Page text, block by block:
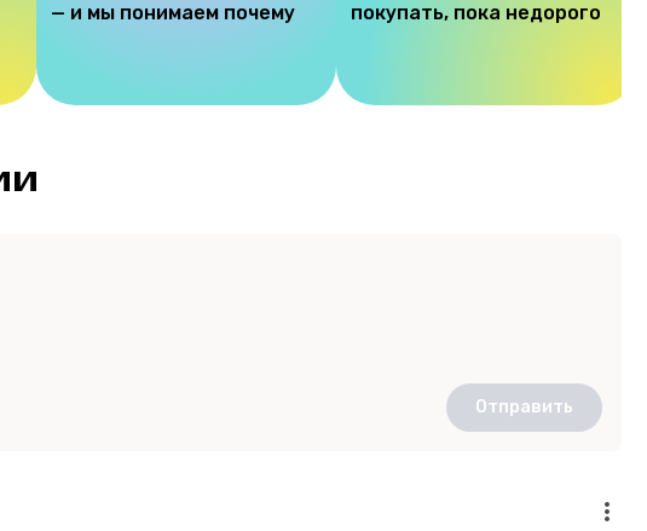
— и мы понимаем почему
покупать, пока недорого
Отправить